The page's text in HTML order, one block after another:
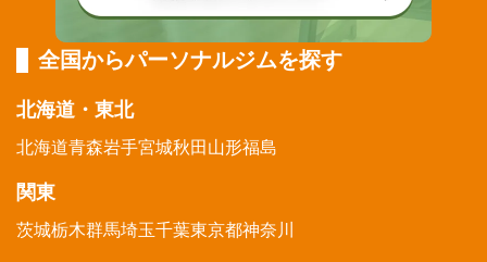
全国からパーソナルジムを探す
北海道・東北
北海道青森岩手宮城秋田山形福島
関東
茨城栃木群馬埼玉千葉東京都神奈川